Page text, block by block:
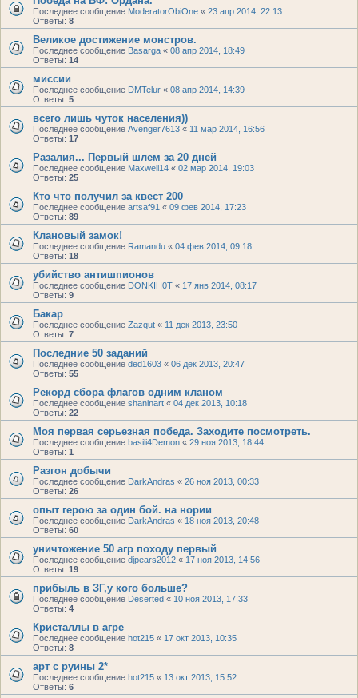
Последнее сообщение ModeratorObiOne « 23 апр 2014, 22:13
Ответы: 8
Великое достижение монстров.
Последнее сообщение Basarga « 08 апр 2014, 18:49
Ответы: 14
миссии
Последнее сообщение DMTelur « 08 апр 2014, 14:39
Ответы: 5
всего лишь чуток населения))
Последнее сообщение Avenger7613 « 11 мар 2014, 16:56
Ответы: 17
Разалия... Первый шлем за 20 дней
Последнее сообщение Maxwell14 « 02 мар 2014, 19:03
Ответы: 25
Кто что получил за квест 200
Последнее сообщение artsaf91 « 09 фев 2014, 17:23
Ответы: 89
Клановый замок!
Последнее сообщение Ramandu « 04 фев 2014, 09:18
Ответы: 18
убийство антишпионов
Последнее сообщение DONKIH0T « 17 янв 2014, 08:17
Ответы: 9
Бакар
Последнее сообщение Zazqut « 11 дек 2013, 23:50
Ответы: 7
Последние 50 заданий
Последнее сообщение ded1603 « 06 дек 2013, 20:47
Ответы: 55
Рекорд сбора флагов одним кланом
Последнее сообщение shaninart « 04 дек 2013, 10:18
Ответы: 22
Моя первая серьезная победа. Заходите посмотреть.
Последнее сообщение basili4Demon « 29 ноя 2013, 18:44
Ответы: 1
Разгон добычи
Последнее сообщение DarkAndras « 26 ноя 2013, 00:33
Ответы: 26
опыт герою за один бой. на нории
Последнее сообщение DarkAndras « 18 ноя 2013, 20:48
Ответы: 60
уничтожение 50 агр походу первый
Последнее сообщение djpears2012 « 17 ноя 2013, 14:56
Ответы: 19
прибыль в ЗГ,у кого больше?
Последнее сообщение Deserted « 10 ноя 2013, 17:33
Ответы: 4
Кристаллы в агре
Последнее сообщение hot215 « 17 окт 2013, 10:35
Ответы: 8
арт с руины 2*
Последнее сообщение hot215 « 13 окт 2013, 15:52
Ответы: 6